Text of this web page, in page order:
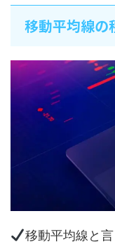
移動平均線の
移動平均線と